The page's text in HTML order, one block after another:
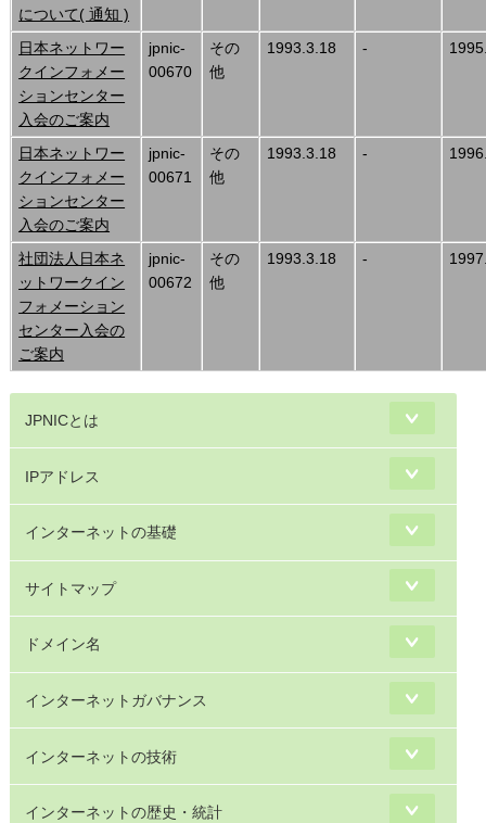
について( 通知 )
日本ネットワー
クインフォメー
ションセンター
入会のご案内
jpnic-
00670
その
他
1993.3.18 -
日本ネットワー
クインフォメー
ションセンター
入会のご案内
jpnic-
00671
その
他
1993.3.18 -
社団法人日本ネ
ットワークイン
フォメーション
センター入会の
ご案内
jpnic-
00672
その
他
1993.3.18 -
JPNICとは
IPアドレス
インターネットの基礎
サイトマップ
ドメイン名
インターネットガバナンス
インターネットの技術
インターネットの歴史・統計